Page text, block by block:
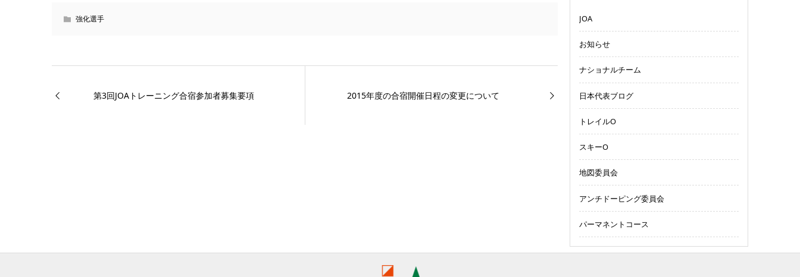
強化選手
第3回JOAトレーニング合宿参加者募集要項 2015年度の合宿開催日程の変更について
JOA
お知らせ
ナショナルチーム
日本代表ブログ
トレイルO
スキーO
地図委員会
アンチドーピング委員会
パーマネントコース